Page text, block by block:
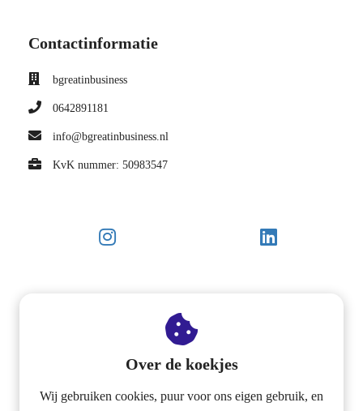
Contactinformatie
bgreatinbusiness
0642891181
info@bgreatinbusiness.nl
KvK nummer: 50983547
Over de koekjes
Wij gebruiken cookies, puur voor ons eigen gebruik, en